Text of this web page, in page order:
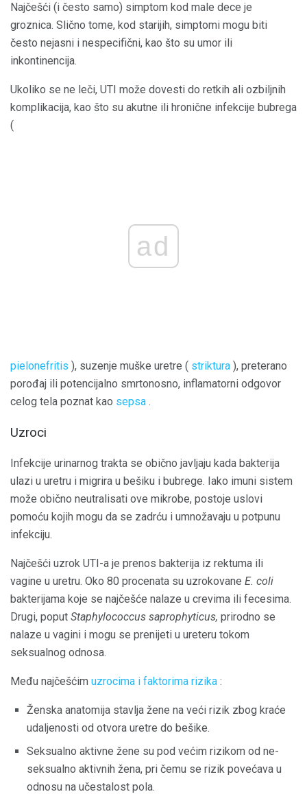
Najčešći (i često samo) simptom kod male dece je
groznica. Slično tome, kod starijih, simptomi mogu biti
često nejasni i nespecifični, kao što su umor ili
inkontinencija.
Ukoliko se ne leči, UTI može dovesti do retkih ali ozbiljnih
komplikacija, kao što su akutne ili hronične infekcije bubrega
(
ad
pielonefritis ), suzenje muške uretre ( striktura ), preterano
porođaj ili potencijalno smrtonosno, inflamatorni odgovor
celog tela poznat kao sepsa .
Uzroci
Infekcije urinarnog trakta se obično javljaju kada bakterija
ulazi u uretru i migrira u bešiku i bubrege. Iako imuni sistem
može obično neutralisati ove mikrobe, postoje uslovi
pomoću kojih mogu da se zadrću i umnožavaju u potpunu
infekciju.
Najčešći uzrok UTI-a je prenos bakterija iz rektuma ili
vagine u uretru. Oko 80 procenata su uzrokovane E. coli
bakterijama koje se najčešće nalaze u crevima ili fecesima.
Drugi, poput Staphylococcus saprophyticus, prirodno se
nalaze u vagini i mogu se prenijeti u ureteru tokom
seksualnog odnosa.
Među najčešćim uzrocima i faktorima rizika :
Ženska anatomija stavlja žene na veći rizik zbog kraće
udaljenosti od otvora uretre do bešike.
Seksualno aktivne žene su pod većim rizikom od ne-
seksualno aktivnih žena, pri čemu se rizik povećava u
odnosu na učestalost pola.